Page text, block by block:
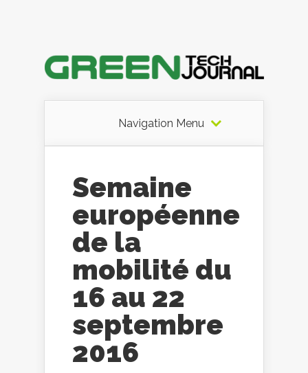
Navigation Menu
Semaine
européenne
de la
mobilité du
16 au 22
septembre
2016